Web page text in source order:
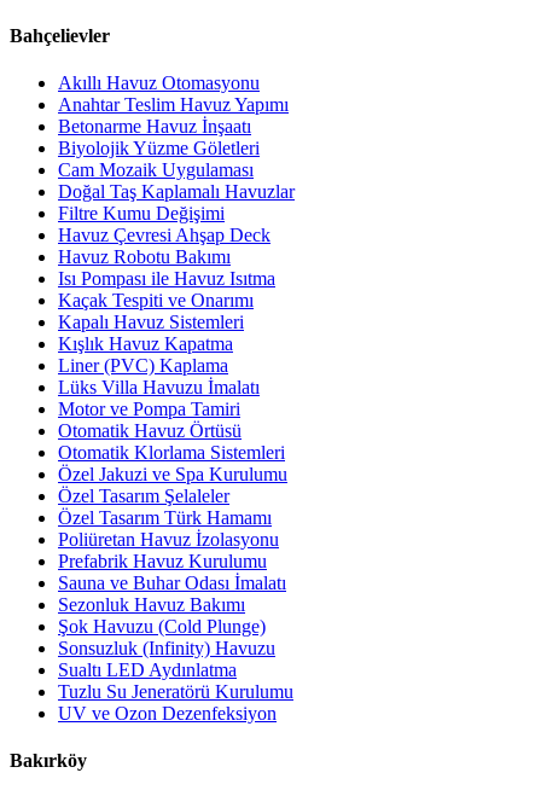
Bahçelievler
Akıllı Havuz Otomasyonu
Anahtar Teslim Havuz Yapımı
Betonarme Havuz İnşaatı
Biyolojik Yüzme Göletleri
Cam Mozaik Uygulaması
Doğal Taş Kaplamalı Havuzlar
Filtre Kumu Değişimi
Havuz Çevresi Ahşap Deck
Havuz Robotu Bakımı
Isı Pompası ile Havuz Isıtma
Kaçak Tespiti ve Onarımı
Kapalı Havuz Sistemleri
Kışlık Havuz Kapatma
Liner (PVC) Kaplama
Lüks Villa Havuzu İmalatı
Motor ve Pompa Tamiri
Otomatik Havuz Örtüsü
Otomatik Klorlama Sistemleri
Özel Jakuzi ve Spa Kurulumu
Özel Tasarım Şelaleler
Özel Tasarım Türk Hamamı
Poliüretan Havuz İzolasyonu
Prefabrik Havuz Kurulumu
Sauna ve Buhar Odası İmalatı
Sezonluk Havuz Bakımı
Şok Havuzu (Cold Plunge)
Sonsuzluk (Infinity) Havuzu
Sualtı LED Aydınlatma
Tuzlu Su Jeneratörü Kurulumu
UV ve Ozon Dezenfeksiyon
Bakırköy